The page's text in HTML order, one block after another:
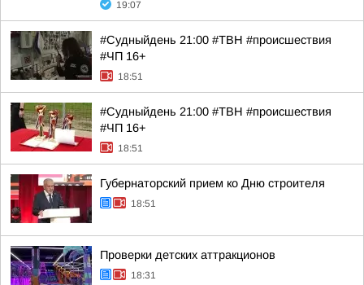
19:07
#Судныйдень 21:00 #ТВН #происшествия
#ЧП 16+
18:51
#Судныйдень 21:00 #ТВН #происшествия
#ЧП 16+
18:51
Губернаторский прием ко Дню строителя
18:51
Проверки детских аттракционов
18:31